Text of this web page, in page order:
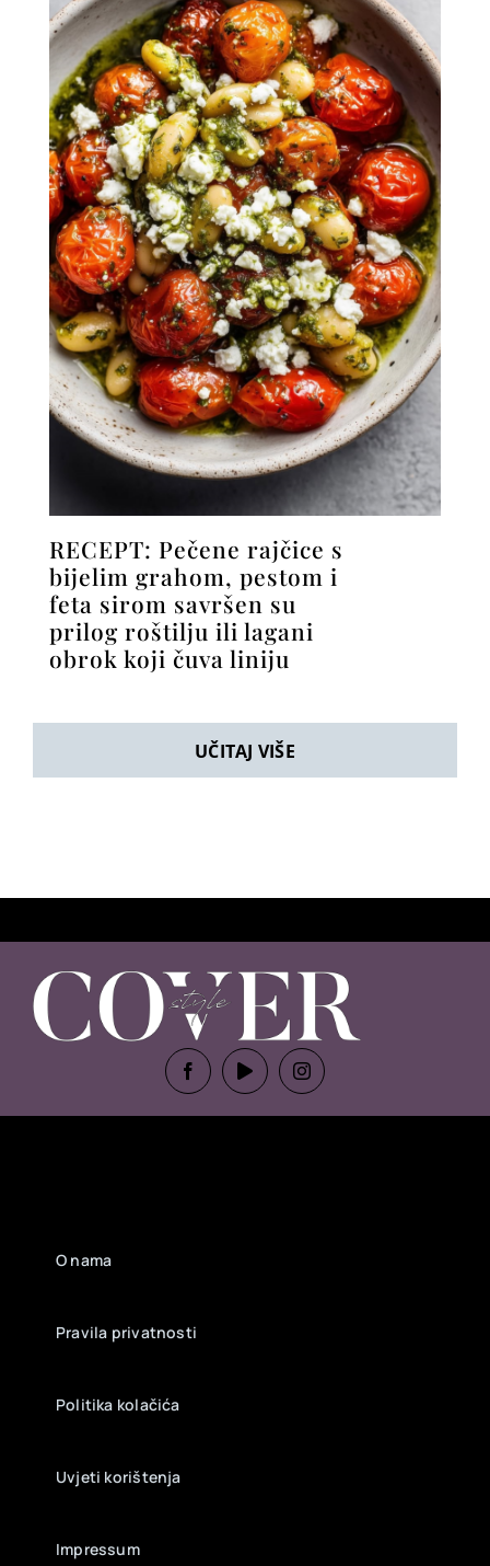
RECEPT: Pečene rajčice s
bijelim grahom, pestom i
feta sirom savršen su
prilog roštilju ili lagani
obrok koji čuva liniju
UČITAJ VIŠE
O nama
Pravila privatnosti
Politika kolačića
Uvjeti korištenja
Impressum